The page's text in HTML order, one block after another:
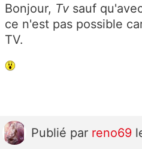
Bonjour, Tv sauf
ce n'est pas possible
TV.
Publié par reno69